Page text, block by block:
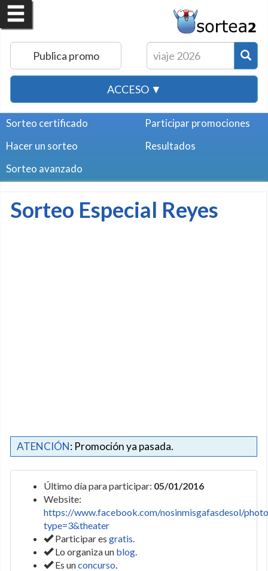
Publica promo
ACCESO ▼
Sorteo certificado
Hacer un sorteo
Sorteo avanzado
Participar promociones
Resultados
Sorteo Especial Reyes
ATENCIÓN: Promoción ya pasada.
Último día para participar: 05/01/2016
Website:
https://www.facebook.com/nosinmisgafasdesol/
type=3&theater
Participar es gratis.
Lo organiza un blog.
Es unconcurso.